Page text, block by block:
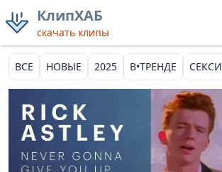
КлипХАБ
скачать клипы
ВСЕ НОВЫЕ 2025 В•ТРЕНДЕ СЕКСИ